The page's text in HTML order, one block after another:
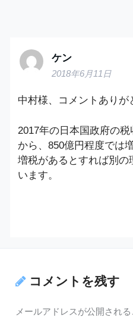
ケン
2018年6月11日
中村様、コメントありが
2017年の日本国政府の
から、850億円程度では
増税があるとすれば別
います。
コメントを残す
メールアドレスが公開される